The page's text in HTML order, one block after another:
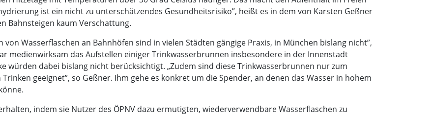
ist ein nicht zu unterschätzendes Gesundheitsrisiko”, heißt es in dem von Karsten Geßner
Bahnsteigen kaum Verschattung.
Wasserflaschen an Bahnhöfen sind in vielen Städten gängige Praxis, in München bislang nicht”,
medienwirksam das Aufstellen einiger Trinkwasserbrunnen insbesondere in der Innenstadt
würden dabei bislang nicht berücksichtigt. „Zudem sind diese Trinkwasserbrunnen nur zum
geeignet”, so Geßner. Ihm gehe es konkret um die Spender, an denen das Wasser in hohem
indem sie Nutzer des ÖPNV dazu ermutigten, wiederverwendbare Wasserflaschen zu